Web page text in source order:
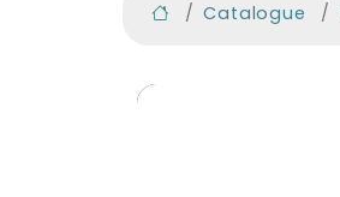
Catalogue